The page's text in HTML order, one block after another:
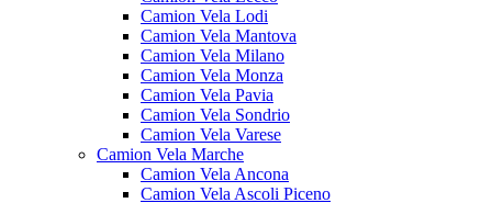
Camion Vela Lodi
Camion Vela Mantova
Camion Vela Milano
Camion Vela Monza
Camion Vela Pavia
Camion Vela Sondrio
Camion Vela Varese
Camion Vela Marche
Camion Vela Ancona
Camion Vela Ascoli Piceno